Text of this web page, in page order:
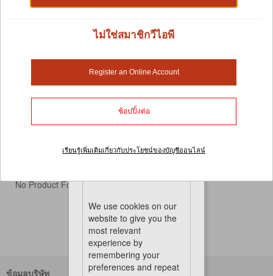
เราภูมิใจที่จะแจ้งให้ทราบว่าอุปกรณ์ให้อาหารนกและ
เครื่องให้น้ำของเรามาจากแบรนด์ที่เชื่อถือได้ซึ่งรองรับนก
เกือบทุกสายพันธุ์ เรามีชาม จาน ถ้วย และที่ให้น้ำสำหรับ
นกหลากหลายรูปแบบ ให้คุณเลือกมากมายเพื่อนกที่คุณรัก
ท้ายที่สุดแล้ว การเลือกเครื่องให้อาหารและเครื่องให้น้ำ
รักมีสุขภาพที่ดี
No Product Found
ข้อมูลบริษัท บริการของเรา
We use cookies on our
website to give you the
most relevant
experience by
remembering your
preferences and repeat
ไม่ใช่สมาชิกวีไอพี
Register an Online Account
ช้อปปิ้งต่อ
เรียนรู้เพิ่มเติมเกี่ยวกับประโยชน์ของบัญชีออนไลน์